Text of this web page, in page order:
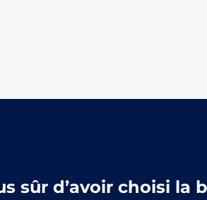
sûr d’avoir choisi la